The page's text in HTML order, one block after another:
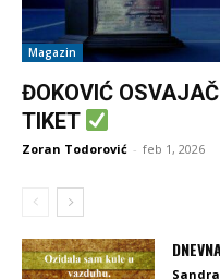
Magazin
ĐOKOVIĆ
TIKET
Zoran Todorović - feb 1, 2026